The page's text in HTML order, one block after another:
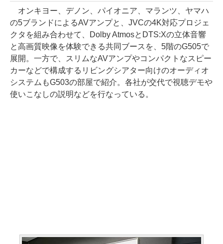
オンキヨー、デノン、パイオニア、マランツ、ヤマハ
の5ブランドによるAVアンプと、JVCの4K対応プロジェ
クタを組み合わせて、Dolby AtmosとDTS:Xの立体音響
と高画質映像を体験できる共同ブースを、5階のG505で
展開。一方で、スリムなAVアンプやコンパクトなスピー
カーなどで構成するリビングシアター向けのオーディオ
システムもG503の部屋で紹介。各社が交代で視聴デモや
使いこなしの説明などを行なっている。